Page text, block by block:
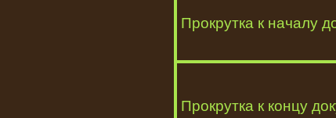
Прокрутка к началу
Прокрутка к концу